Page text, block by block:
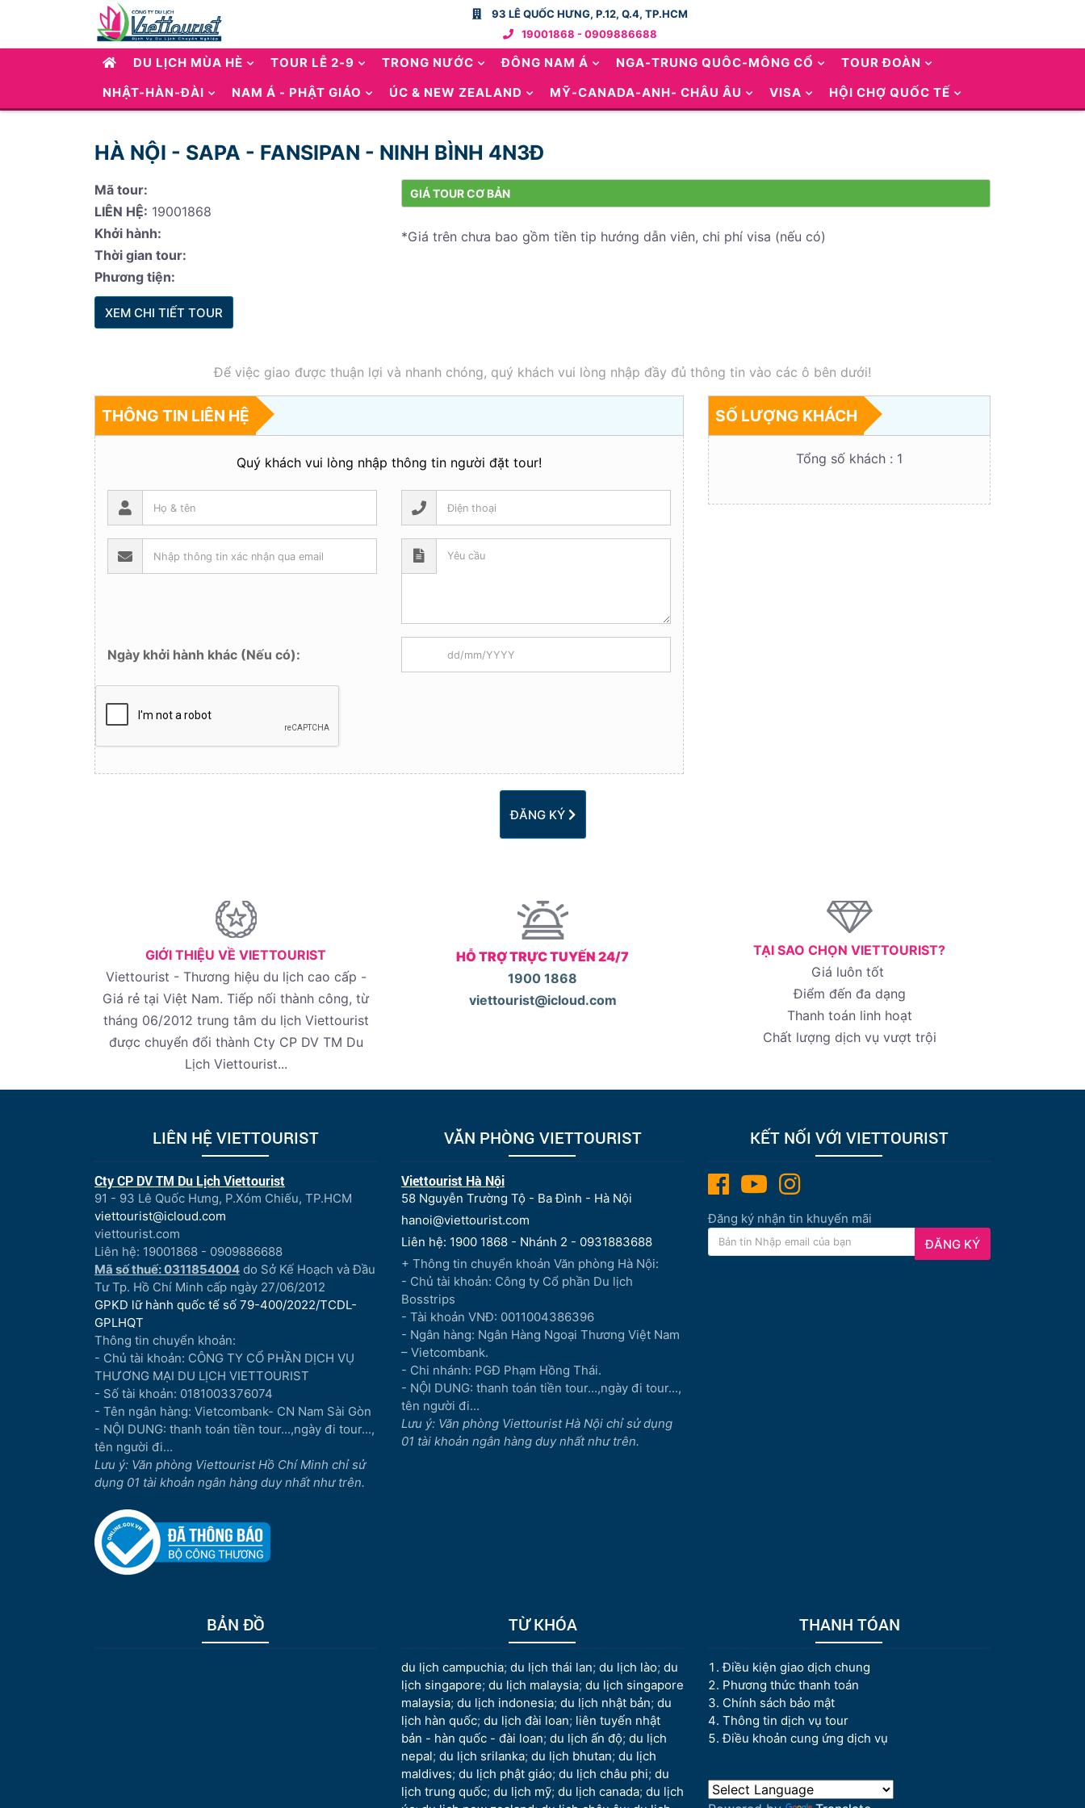
93 LÊ QUỐC HƯNG, P.12, Q.4, TP.HCM
19001868 - 0909886688
DU LỊCH MÙA HÈ TOUR LỄ 2-9 TRONG NƯỚC ĐÔNG NAM Á NGA-TRUNG QUÔC-MÔNG CỔ
TOUR ĐOÀN
NHẬT-HÀN-ĐÀI
NAM Á - PHẬT GIÁO ÚC & NEW ZEALAND MỸ-CANADA-ANH- CHÂU ÂU VISA HỘI CHỢ QUỐC TẾ
HÀ NỘI - SAPA - FANSIPAN - NINH BÌNH 4N3Đ
Mã tour:
LIÊN HỆ: 19001868
Khởi hành:
Thời gian tour:
Phương tiện:
XEM CHI TIẾT TOUR
GIÁ TOUR CƠ BẢN
*Giá trên chưa bao gồm tiền tip hướng dẫn viên, chi phí visa (nếu có)
Để việc giao được thuận lợi và nhanh chóng, quý khách vui lòng nhập đầy đủ thông tin vào các ô bên dưới!
THÔNG TIN LIÊN HỆ
Quý khách vui lòng nhập thông tin người đặt tour!
Ngày khởi hành khác (Nếu có):
SỐ LƯỢNG KHÁCH
Tổng số khách : 1
ĐĂNG KÝ
GIỚI THIỆU VỀ VIETTOURIST
Viettourist - Thương hiệu du lịch cao cấp -
Giá rẻ tại Việt Nam. Tiếp nối thành công, từ
tháng 06/2012 trung tâm du lịch Viettourist
được chuyển đổi thành Cty CP DV TM Du
Lịch Viettourist...
HỖ TRỢ TRỰC TUYẾN 24/7
1900 1868
viettourist@icloud.com
TẠI SAO CHỌN VIETTOURIST?
Giá luôn tốt
Điểm đến đa dạng
Thanh toán linh hoạt
Chất lượng dịch vụ vượt trội
LIÊN HỆ VIETTOURIST
Cty CP DV TM Du Lịch Viettourist
91 - 93 Lê Quốc Hưng, P.Xóm Chiếu, TP.HCM
viettourist@icloud.com
viettourist.com
Liên hệ: 19001868 - 0909886688
Mã số thuế: 0311854004 do Sở Kế Hoạch và Đầu
Tư Tp. Hồ Chí Minh cấp ngày 27/06/2012
GPKD lữ hành quốc tế số 79-400/2022/TCDL-
GPLHQT
Thông tin chuyển khoản:
- Chủ tài khoản: CÔNG TY CỔ PHẦN DỊCH VỤ
THƯƠNG MẠI DU LỊCH VIETTOURIST
- Số tài khoản: 0181003376074
- Tên ngân hàng: Vietcombank- CN Nam Sài Gòn
- NỘI DUNG: thanh toán tiền tour...,ngày đi tour...,
tên người đi...
Lưu ý: Văn phòng Viettourist Hồ Chí Minh chỉ sử
dụng 01 tài khoản ngân hàng duy nhất như trên.
VĂN PHÒNG VIETTOURIST
Viettourist Hà Nội
58 Nguyễn Trường Tộ - Ba Đình - Hà Nội
hanoi@viettourist.com
Liên hệ: 1900 1868 - Nhánh 2 - 0931883688
+ Thông tin chuyển khoản Văn phòng Hà Nội:
- Chủ tài khoản: Công ty Cổ phần Du lịch
Bosstrips
- Tài khoản VNĐ: 0011004386396
- Ngân hàng: Ngân Hàng Ngoại Thương Việt Nam
– Vietcombank.
- Chi nhánh: PGĐ Phạm Hồng Thái.
- NỘI DUNG: thanh toán tiền tour...,ngày đi tour...,
tên người đi...
Lưu ý: Văn phòng Viettourist Hà Nội chỉ sử dụng
01 tài khoản ngân hàng duy nhất như trên.
KẾT NỐI VỚI VIETTOURIST
Đăng ký nhận tin khuyến mãi
ĐĂNG KÝ
BẢN ĐỒ TỪ KHÓA
du lịch campuchia; du lịch thái lan; du lịch lào; du
lịch singapore; du lịch malaysia; du lịch singapore
malaysia; du lịch indonesia; du lịch nhật bản; du
lịch hàn quốc; du lịch đài loan; liên tuyến nhật
bản - hàn quốc - đài loan; du lịch ấn độ; du lịch
nepal; du lịch srilanka; du lịch bhutan; du lịch
maldives; du lịch phật giáo; du lịch châu phi; du
lịch trung quốc; du lịch mỹ; du lịch canada; du lịch
THANH TÓAN
Điều kiện giao dịch chung
Phương thức thanh toán
Chính sách bảo mật
Thông tin dịch vụ tour
Điều khoản cung ứng dịch vụ